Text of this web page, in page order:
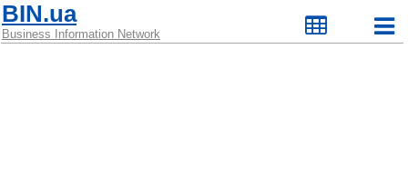
BIN.ua
Business Information Network